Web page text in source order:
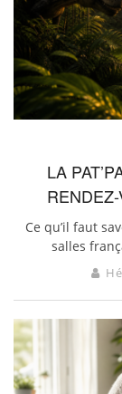
LA
Ce qu’il faut
salles